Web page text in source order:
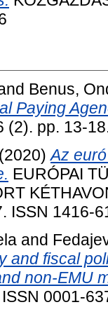
Benus,
Paying
(2). pp. 13-
(2020)Az
EURÓPAI
ISSN 1416-
and
and fiscal
non-EMU
0001-